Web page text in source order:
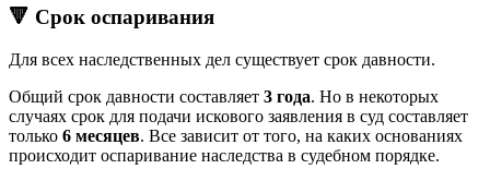
🔻 Срок оспаривания
Для всех наследственных дел существует срок давности.
Общий срок давности составляет 3 года. Но в некоторых
случаях срок для подачи искового заявления в суд составляет
только 6 месяцев. Все зависит от того, на каких основаниях
происходит оспаривание наследства в судебном порядке.